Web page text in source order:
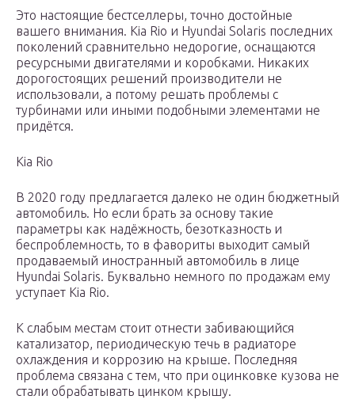
Это настоящие бестселлеры, точно достойные
вашего внимания. Kia Rio и Hyundai Solaris последних
поколений сравнительно недорогие, оснащаются
ресурсными двигателями и коробками. Никаких
дорогостоящих решений производители не
использовали, а потому решать проблемы с
турбинами или иными подобными элементами не
придётся.
Kia Rio
В 2020 году предлагается далеко не один бюджетный
автомобиль. Но если брать за основу такие
параметры как надёжность, безотказность и
беспроблемность, то в фавориты выходит самый
продаваемый иностранный автомобиль в лице
Hyundai Solaris. Буквально немного по продажам ему
уступает Kia Rio.
К слабым местам стоит отнести забивающийся
катализатор, периодическую течь в радиаторе
охлаждения и коррозию на крыше. Последняя
проблема связана с тем, что при оцинковке кузова не
стали обрабатывать цинком крышу.